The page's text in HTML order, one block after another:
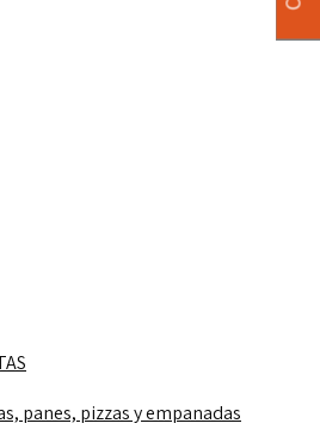
panes, pizzas y empanadas